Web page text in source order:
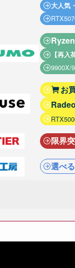
大人気
【再
9900X/
お
限界
選べ